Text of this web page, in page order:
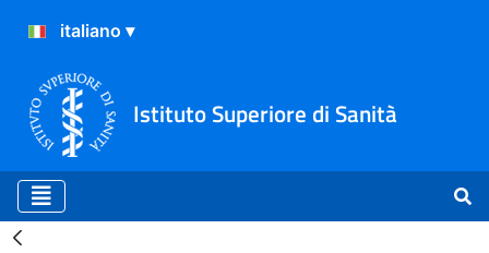
Istituto Superiore di Sanità